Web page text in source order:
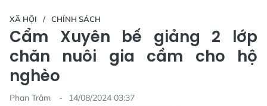
XÃ HỘI CHÍNH SÁCH
Cẩm Xuyên bế giảng 2 lớp
chăn nuôi gia cầm cho hộ
nghèo
Phan Trâm
14/08/2024 03:37